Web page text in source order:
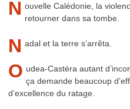
N ouvelle Calédonie, la
retourner dans sa tombe.
N adal et la terre s’arrêta.
O udea-Castéra autant
ça demande beaucoup
d’excellence du ratage.